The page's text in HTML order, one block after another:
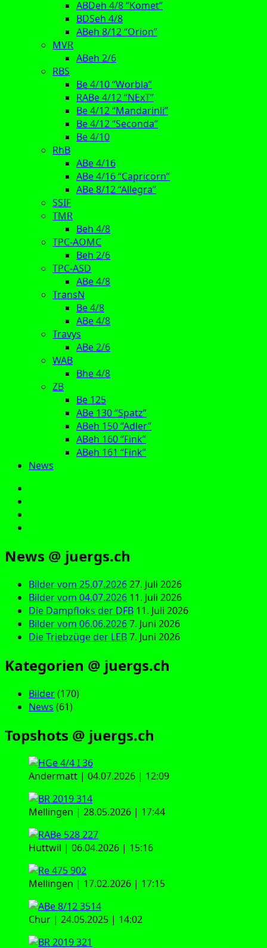
ABDeh 4/8 “Komet”
BDSeh 4/8
ABeh 8/12 “Orion”
MVR
ABeh 2/6
RBS
Be 4/10 “Worbla”
RABe 4/12 “NExT”
Be 4/12 “Mandarinli”
Be 4/12 “Seconda”
Be 4/10
RhB
ABe 4/16
ABe 4/16 “Capricorn”
ABe 8/12 “Allegra”
SSIF
TMR
Beh 4/8
TPC-AOMC
Beh 2/6
TPC-ASD
ABe 4/8
TransN
Be 4/8
ABe 4/8
Travys
ABe 2/6
WAB
Bhe 4/8
ZB
Be 125
ABe 130 “Spatz”
ABeh 150 “Adler”
ABeh 160 “Fink”
ABeh 161 “Fink”
News
News @ juergs.ch
Bilder vom 25.07.202627. Juli 2026
Bilder vom 04.07.2026 11. Juli 2026
Die Dampfloks der DFB 11. Juli 2026
Bilder vom 06.06.20267. Juni 2026
Die Triebzüge der LEB7. Juni 2026
Kategorien @ juergs.ch
Bilder(170)
News (61)
Topshots @ juergs.ch
Andermatt | 04.07.2026 | 12:09
Mellingen | 28.05.2026 | 17:44
Huttwil | 06.04.2026 | 15:16
Mellingen | 17.02.2026 | 17:15
Chur | 24.05.2025 | 14:02